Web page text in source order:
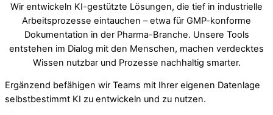
Wir entwickeln KI-gestützte Lösungen, die tief in industrielle
Arbeitsprozesse eintauchen – etwa für GMP-konforme
Dokumentation in der Pharma-Branche. Unsere Tools
entstehen im Dialog mit den Menschen, machen verdecktes
Wissen nutzbar und Prozesse nachhaltig smarter.
Ergänzend befähigen wir Teams mit Ihrer eigenen Datenlage
selbstbestimmt KI zu entwickeln und zu nutzen.